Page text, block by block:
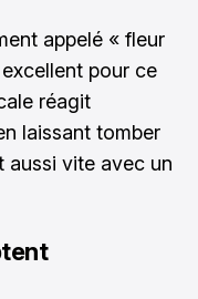
appelé « fleur
pour ce
réagit
laissant tomber
aussi vite avec un